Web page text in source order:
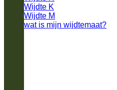
Wijdte K
Wijdte M
wat is mijn wijdtemaat?